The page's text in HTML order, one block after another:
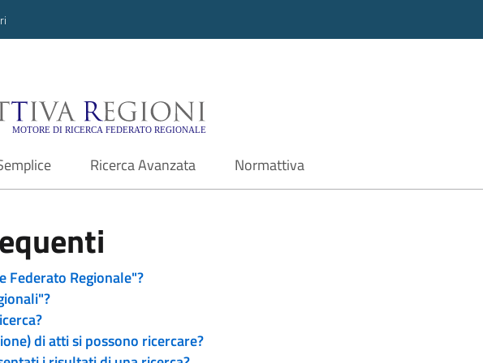
Regioni - Motore di ricerca
Ricerca Avanzata Normattiva
Federato Regionale"?
di atti si possono ricercare?